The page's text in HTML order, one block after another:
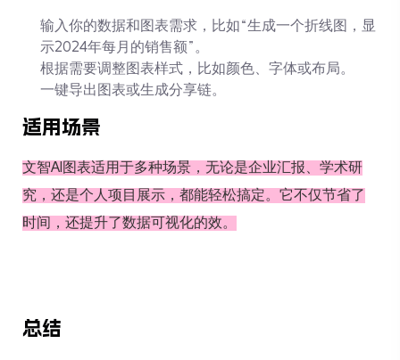
输入你的数据和图表需求，比如“生成一个折线图，显
示2024年每月的销售额”。
根据需要调整图表样式，比如颜色、字体或布局。
一键导出图表或生成分享链。
适用场景
文智AI图表适用于多种场景，无论是企业汇报、学术研
究，还是个人项目展示，都能轻松搞定。它不仅节省了
时间，还提升了数据可视化的效。
总结